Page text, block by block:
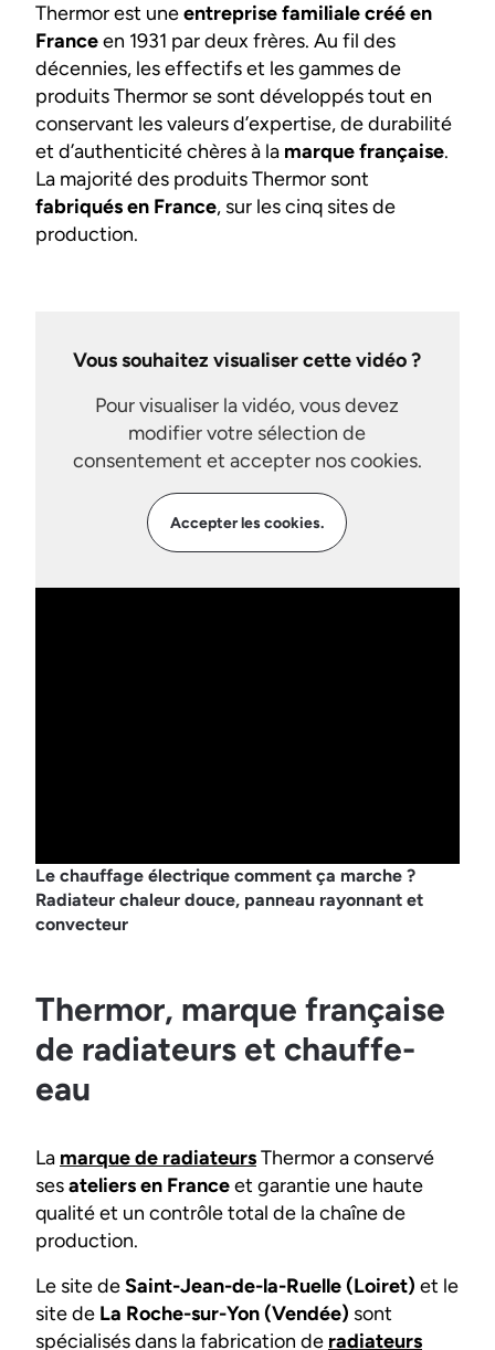
Thermor est uneentreprise familiale créé en
Franceen 1931 par deux frères. Au fil des
décennies, les effectifs et les gammes de
produits Thermor se sont développés tout en
conservant les valeurs d’expertise, de durabilité
et d’authenticité chères à la marque française.
La majorité des produits Thermor sont
fabriqués en France, sur les cinq sites de
production.
Vous souhaitez visualiser cette vidéo ?
Pour visualiser la vidéo, vous devez
modifier votre sélection de
consentement et accepter nos cookies.
Accepter les cookies.
Le chauffage électrique comment ça marche ?
Radiateur chaleur douce, panneau rayonnant et
convecteur
Thermor, marque française
de radiateurs et chauffe-
eau
La marque de radiateursThermor a conservé
sesateliers en Franceet garantie une haute
qualité et un contrôle total de la chaîne de
production.
Le site deSaint-Jean-de-la-Ruelle (Loiret) et le
site de La Roche-sur-Yon (Vendée) sont
spécialisés dans la fabrication de radiateurs